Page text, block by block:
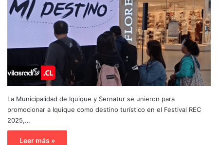
La Municipalidad de Iquique y Sernatur se unieron para
promocionar a Iquique como destino turístico en el Festival REC
2025,…
Leer más »